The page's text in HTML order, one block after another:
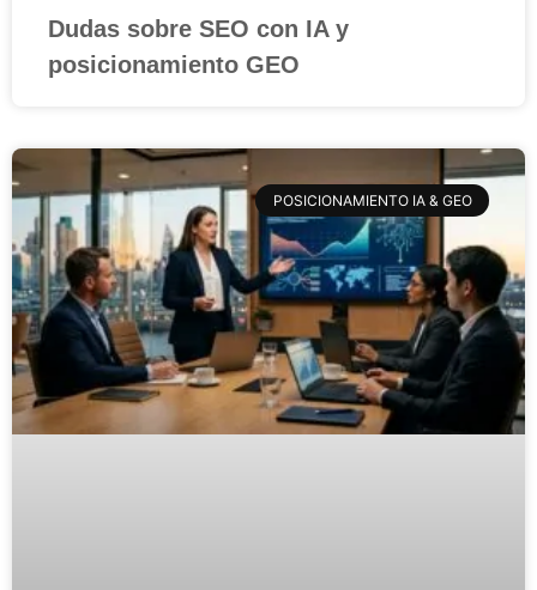
Dudas sobre SEO con IA y
posicionamiento GEO
POSICIONAMIENTO IA & GEO